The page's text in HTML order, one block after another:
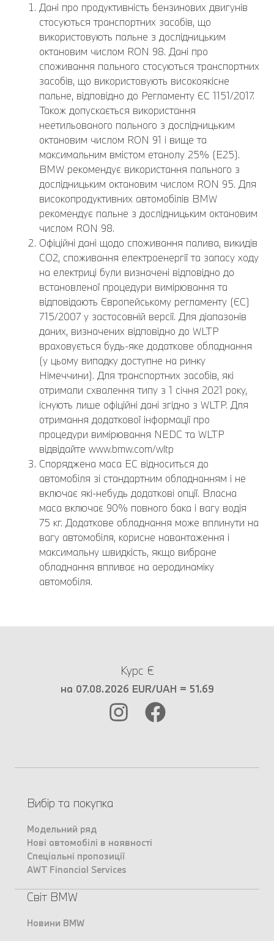
Дані про продуктивність бензинових двигунів
стосуються транспортних засобів, що
використовують пальне з дослідницьким
октановим числом RON 98. Дані про
споживання пального стосуються транспортних
засобів, що використовують високоякісне
пальне, відповідно до Регламенту ЄС 1151/2017.
Також допускається використання
неетильованого пального з дослідницьким
октановим числом RON 91 і вище та
максимальним вмістом етанолу 25% (E25).
BMW рекомендує використання пального з
дослідницьким октановим числом RON 95. Для
високопродуктивних автомобілів BMW
рекомендує пальне з дослідницьким октановим
числом RON 98.
Офіційні дані щодо споживання палива, викидів
CO2, споживання електроенергії та запасу ходу
на електриці були визначені відповідно до
встановленої процедури вимірювання та
відповідають Європейському регламенту (ЄС)
715/2007 у застосовній версії. Для діапазонів
даних, визначених відповідно до WLTP
враховується будь-яке додаткове обладнання
(у цьому випадку доступне на ринку
Німеччини). Для транспортних засобів, які
отримали схвалення типу з 1 січня 2021 року,
існують лише офіційні дані згідно з WLTP. Для
отримання додаткової інформації про
процедури вимірювання NEDC та WLTP
відвідайте www.bmw.com/wltp
Споряджена маса EC відноситься до
автомобіля зі стандартним обладнанням і не
включає які-небудь додаткові опції. Власна
маса включає 90% повного бака і вагу водія
75 кг. Додаткове обладнання може вплинути на
вагу автомобіля, корисне навантаження і
максимальну швидкість, якщо вибране
обладнання впливає на аеродинаміку
автомобіля.
Курс €
на 07.08.2026 EUR/UAH = 51.69
Вибір та покупка
Модельний ряд
Нові автомобілі в наявності
Спеціальні пропозиції
AWT Financial Services
Світ BMW
Новини BMW